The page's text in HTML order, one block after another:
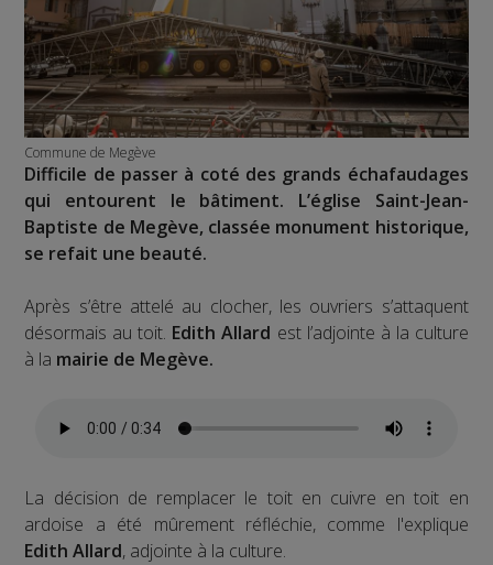
Commune de Megève
Difficile de passer à coté des grands échafaudages
qui entourent le bâtiment. L’église Saint-Jean-
Baptiste de Megève, classée monument historique,
se refait une beauté.
Après s’être attelé au clocher, les ouvriers s’attaquent
désormais au toit. Edith Allard est l’adjointe à la culture
à la mairie de Megève.
La décision de remplacer le toit en cuivre en toit en
ardoise a été mûrement réfléchie, comme l'explique
Edith Allard, adjointe à la culture.